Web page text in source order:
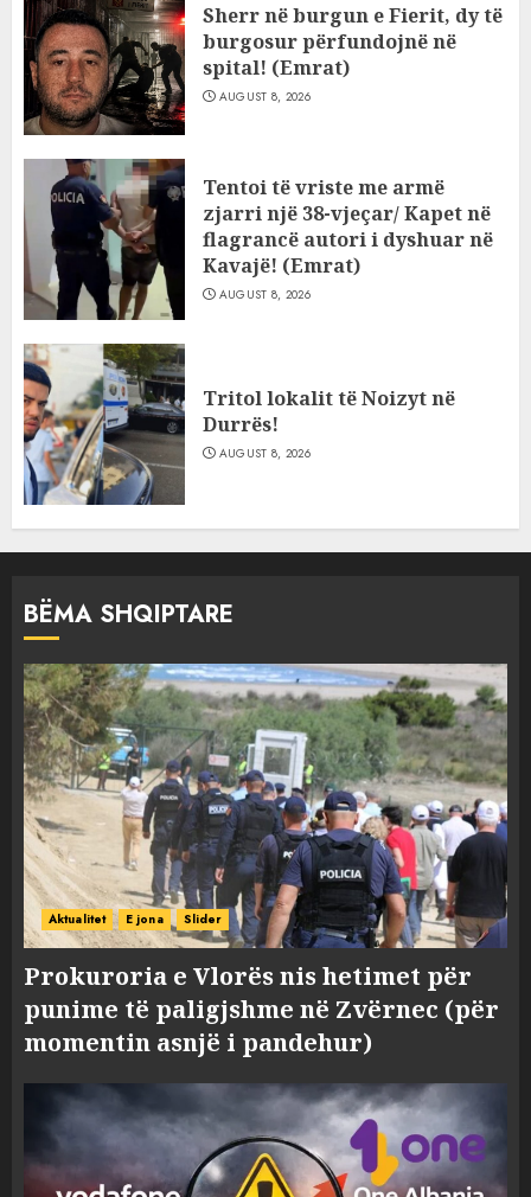
Sherr në burgun e Fierit, dy të
burgosur përfundojnë në
spital! (Emrat)
AUGUST 8, 2026
Tentoi të vriste me armë
zjarri një 38-vjeçar/ Kapet në
flagrancë autori i dyshuar në
Kavajë! (Emrat)
AUGUST 8, 2026
Tritol lokalit të Noizyt në
Durrës!
AUGUST 8, 2026
BËMA SHQIPTARE
Aktualitet E jona Slider
Prokuroria e Vlorës nis hetimet për
punime të paligjshme në Zvërnec (për
momentin asnjë i pandehur)